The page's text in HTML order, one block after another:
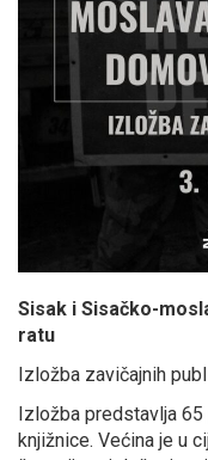
Sisak i Sisačko-
ratu
Izložba zavičajnih
Izložba predstavlja
knjižnice. Većina je u